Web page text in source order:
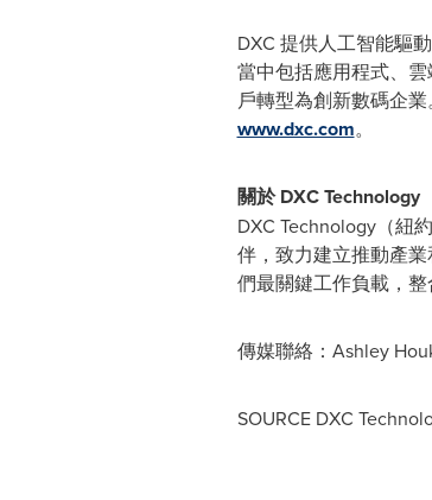
DXC 提供人工智能驅
當中包括應用程式、
戶轉型為創新數碼企
www.dxc.com。
關於 DXC Technology
DXC Technology（紐
伴，致力建立推動產
們最關鍵工作負載，
傳媒聯絡：Ashley
SOURCE DXC